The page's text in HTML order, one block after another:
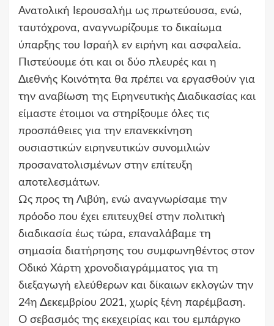
Ανατολική Ιερουσαλήμ ως πρωτεύουσα, ενώ,
ταυτόχρονα, αναγνωρίζουμε το δικαίωμα
ύπαρξης του Ισραήλ εν ειρήνη και ασφαλεία.
Πιστεύουμε ότι και οι δύο πλευρές και η
Διεθνής Κοινότητα θα πρέπει να εργασθούν για
την αναβίωση της Ειρηνευτικής Διαδικασίας και
είμαστε έτοιμοι να στηρίξουμε όλες τις
προσπάθειες για την επανεκκίνηση
ουσιαστικών ειρηνευτικών συνομιλιών
προσανατολισμένων στην επίτευξη
αποτελεσμάτων.
Ως προς τη Λιβύη, ενώ αναγνωρίσαμε την
πρόοδο που έχει επιτευχθεί στην πολιτική
διαδικασία έως τώρα, επαναλάβαμε τη
σημασία διατήρησης του συμφωνηθέντος στον
Οδικό Χάρτη χρονοδιαγράμματος για τη
διεξαγωγή ελεύθερων και δίκαιων εκλογών την
24η Δεκεμβρίου 2021, χωρίς ξένη παρέμβαση.
Ο σεβασμός της εκεχειρίας και του εμπάργκο